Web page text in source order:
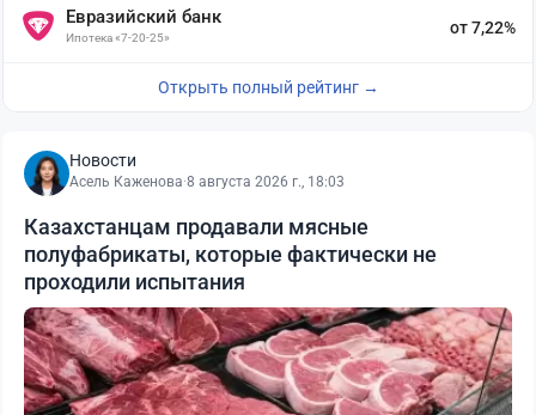
Евразийский банк
Ипотека «7-20-25»
от 7,22%
Открыть полный рейтинг →
Новости
Асель Каженова·8 августа 2026 г., 18:03
Казахстанцам продавали мясные
полуфабрикаты, которые фактически не
проходили испытания